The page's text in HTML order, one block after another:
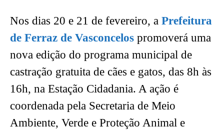
Nos dias 20 e 21 de fevereiro, a Prefeitura
de Ferraz de Vasconcelos promoverá uma
nova edição do programa municipal de
castração gratuita de cães e gatos, das 8h às
16h, na Estação Cidadania. A ação é
coordenada pela Secretaria de Meio
Ambiente, Verde e Proteção Animal e